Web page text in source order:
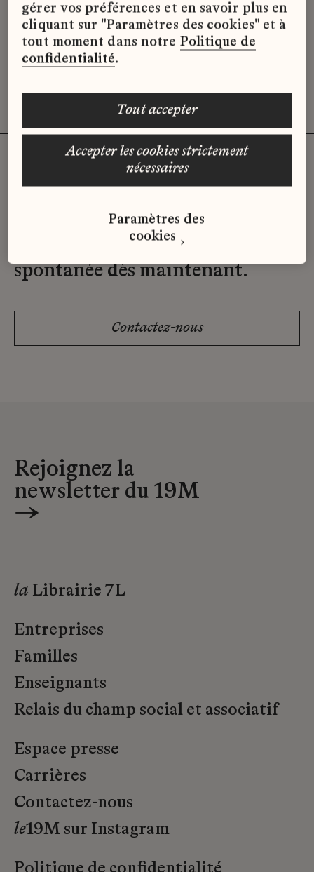
Désolé, il semble qu’il n’y ait pas
d’offres d’emploi disponibles pour le
moment.
qui correspond à votre profil ?
Envoyez-nous votre candidature
spontanée dès maintenant.
Contactez-nous
Rejoignez la
newsletter du 19M
→
la Librairie 7L
Entreprises
Familles
Enseignants
Relais du champ social et associatif
Espace presse
Carrières
Contactez-nous
le19M sur Instagram
gérer vos préférences et en savoir plus en
cliquant sur "Paramètres des cookies" et à
tout moment dans notre Politique de
confidentialité.
accepter les cookies strictement
nécessaires
tout accepter
Paramètres des
cookies